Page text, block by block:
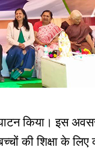
किया। इस
की शिक्षा के लिए